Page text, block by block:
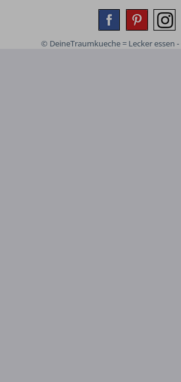
© DeineTraumkueche = Lecker essen